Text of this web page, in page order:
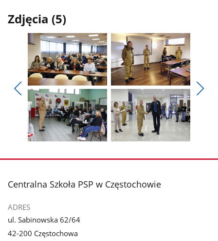
Zdjęcia (5)
Pokaż
poprzednie
zdjęcia
Pokaż
zdjęcie
1
z
galerii.
Pokaż
zdjęcie
2
z
galerii.
zdjęcie
galerii.
zdjęcie
galerii.
stopka
Centralna Szkoła PSP w Częstochowie
ADRES
ul. Sabinowska 62/64
42-200 Częstochowa